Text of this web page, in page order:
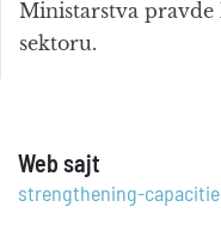
Ministarstva pravde
sektoru.
Web sajt
strengthening-